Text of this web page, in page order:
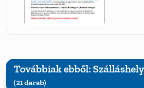
Továbbiak ebből: Szálláshely
(21 darab)